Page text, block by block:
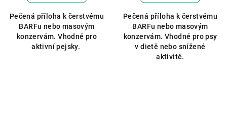
Pečená příloha k čerstvému
BARFu nebo masovým
konzervám. Vhodné pro
aktivní pejsky.
Pečená příloha k čerstvému
BARFu nebo masovým
konzervám. Vhodné pro psy
v dietě nebo snížené
aktivitě.